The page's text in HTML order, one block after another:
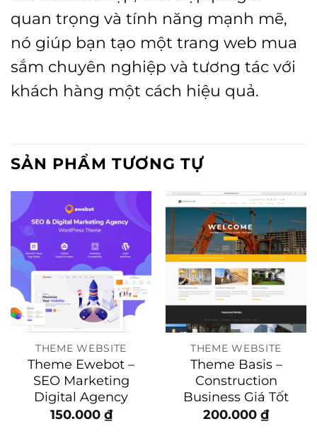
quan trọng và tính năng mạnh mẽ,
nó giúp bạn tạo một trang web mua
sắm chuyên nghiệp và tương tác với
khách hàng một cách hiệu quả.
SẢN PHẨM TƯƠNG TỰ
THEME WEBSITE
Theme Ewebot –
SEO Marketing
Digital Agency
150.000 ₫
THEME WEBSITE
Theme Basis –
Construction
Business Giá Tốt
200.000 ₫